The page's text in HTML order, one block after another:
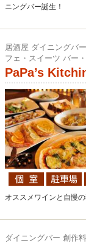
ニングバー誕生！
居酒屋 ダイニングバ
フェ・スイーツ バー
PaPa’s
オススメワインと自慢
ダイニングバー 創作